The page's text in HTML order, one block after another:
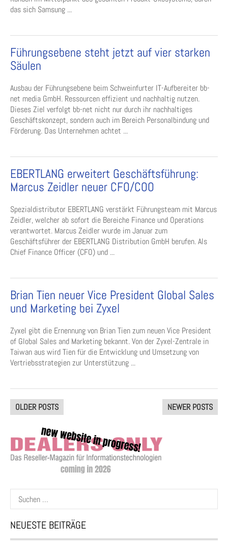
das sich Samsung ...
Führungsebene steht jetzt auf vier starken
Säulen
Ausbau der Führungsebene beim Schweinfurter IT-Aufbereiter bb-
net media GmbH. Ressourcen effizient und nachhaltig nutzen.
Dieses Ziel verfolgt bb-net nicht nur durch ihr nachhaltiges
Geschäftskonzept, sondern auch im Bereich Personalbindung und
Förderung. Das Unternehmen achtet ...
EBERTLANG erweitert Geschäftsführung:
Marcus Zeidler neuer CFO/COO
Spezialdistributor EBERTLANG verstärkt Führungsteam mit Marcus
Zeidler, welcher ab sofort die Bereiche Finance und Operations
verantwortet. Marcus Zeidler wurde im Januar zum
Geschäftsführer der EBERTLANG Distribution GmbH berufen. Als
Chief Finance Officer (CFO) und ...
Brian Tien neuer Vice President Global Sales
und Marketing bei Zyxel
Zyxel gibt die Ernennung von Brian Tien zum neuen Vice President
of Global Sales and Marketing bekannt. Von der Zyxel-Zentrale in
Taiwan aus wird Tien für die Entwicklung und Umsetzung von
Vertriebsstrategien zur Unterstützung ...
Posts
navigation
OLDER POSTS NEWER POSTS
Suchen
nach:
NEUESTE BEITRÄGE